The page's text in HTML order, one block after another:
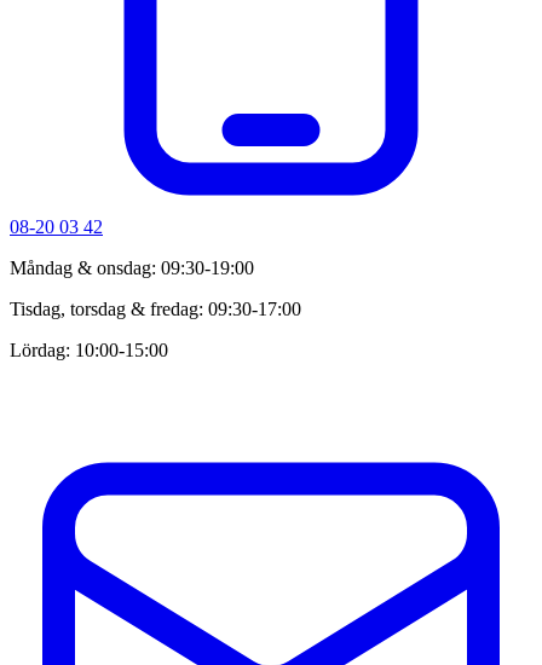
08-20 03 42
Måndag & onsdag: 09:30-19:00
Tisdag, torsdag & fredag: 09:30-17:00
Lördag: 10:00-15:00